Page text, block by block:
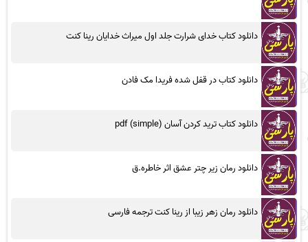
دانلود کتاب خدای شرارت جلد اول میراث خدایان رینا کنت
دانلود کتاب در قفل شده فریدا مک فادن
دانلود کتاب ترید کردن آسان (simple) pdf
دانلود رمان زیر چتر عشق اثر خاطره.ق
دانلود رمان زهر زیبا از رینا کنت ترجمه فارسی